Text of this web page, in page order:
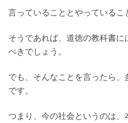
言っていることとやっているこ
そうであれば、道徳の教科書に
べきでしょう。
でも、そんなことを言ったら
です。
つまり、今の社会というのは、